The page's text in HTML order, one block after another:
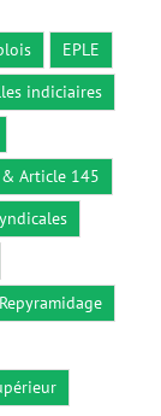
EPLE
indiciaires
& Article 145
Repyramidage